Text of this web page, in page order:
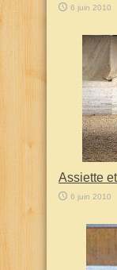
6 juin 2010
Assiette
6 juin 2010